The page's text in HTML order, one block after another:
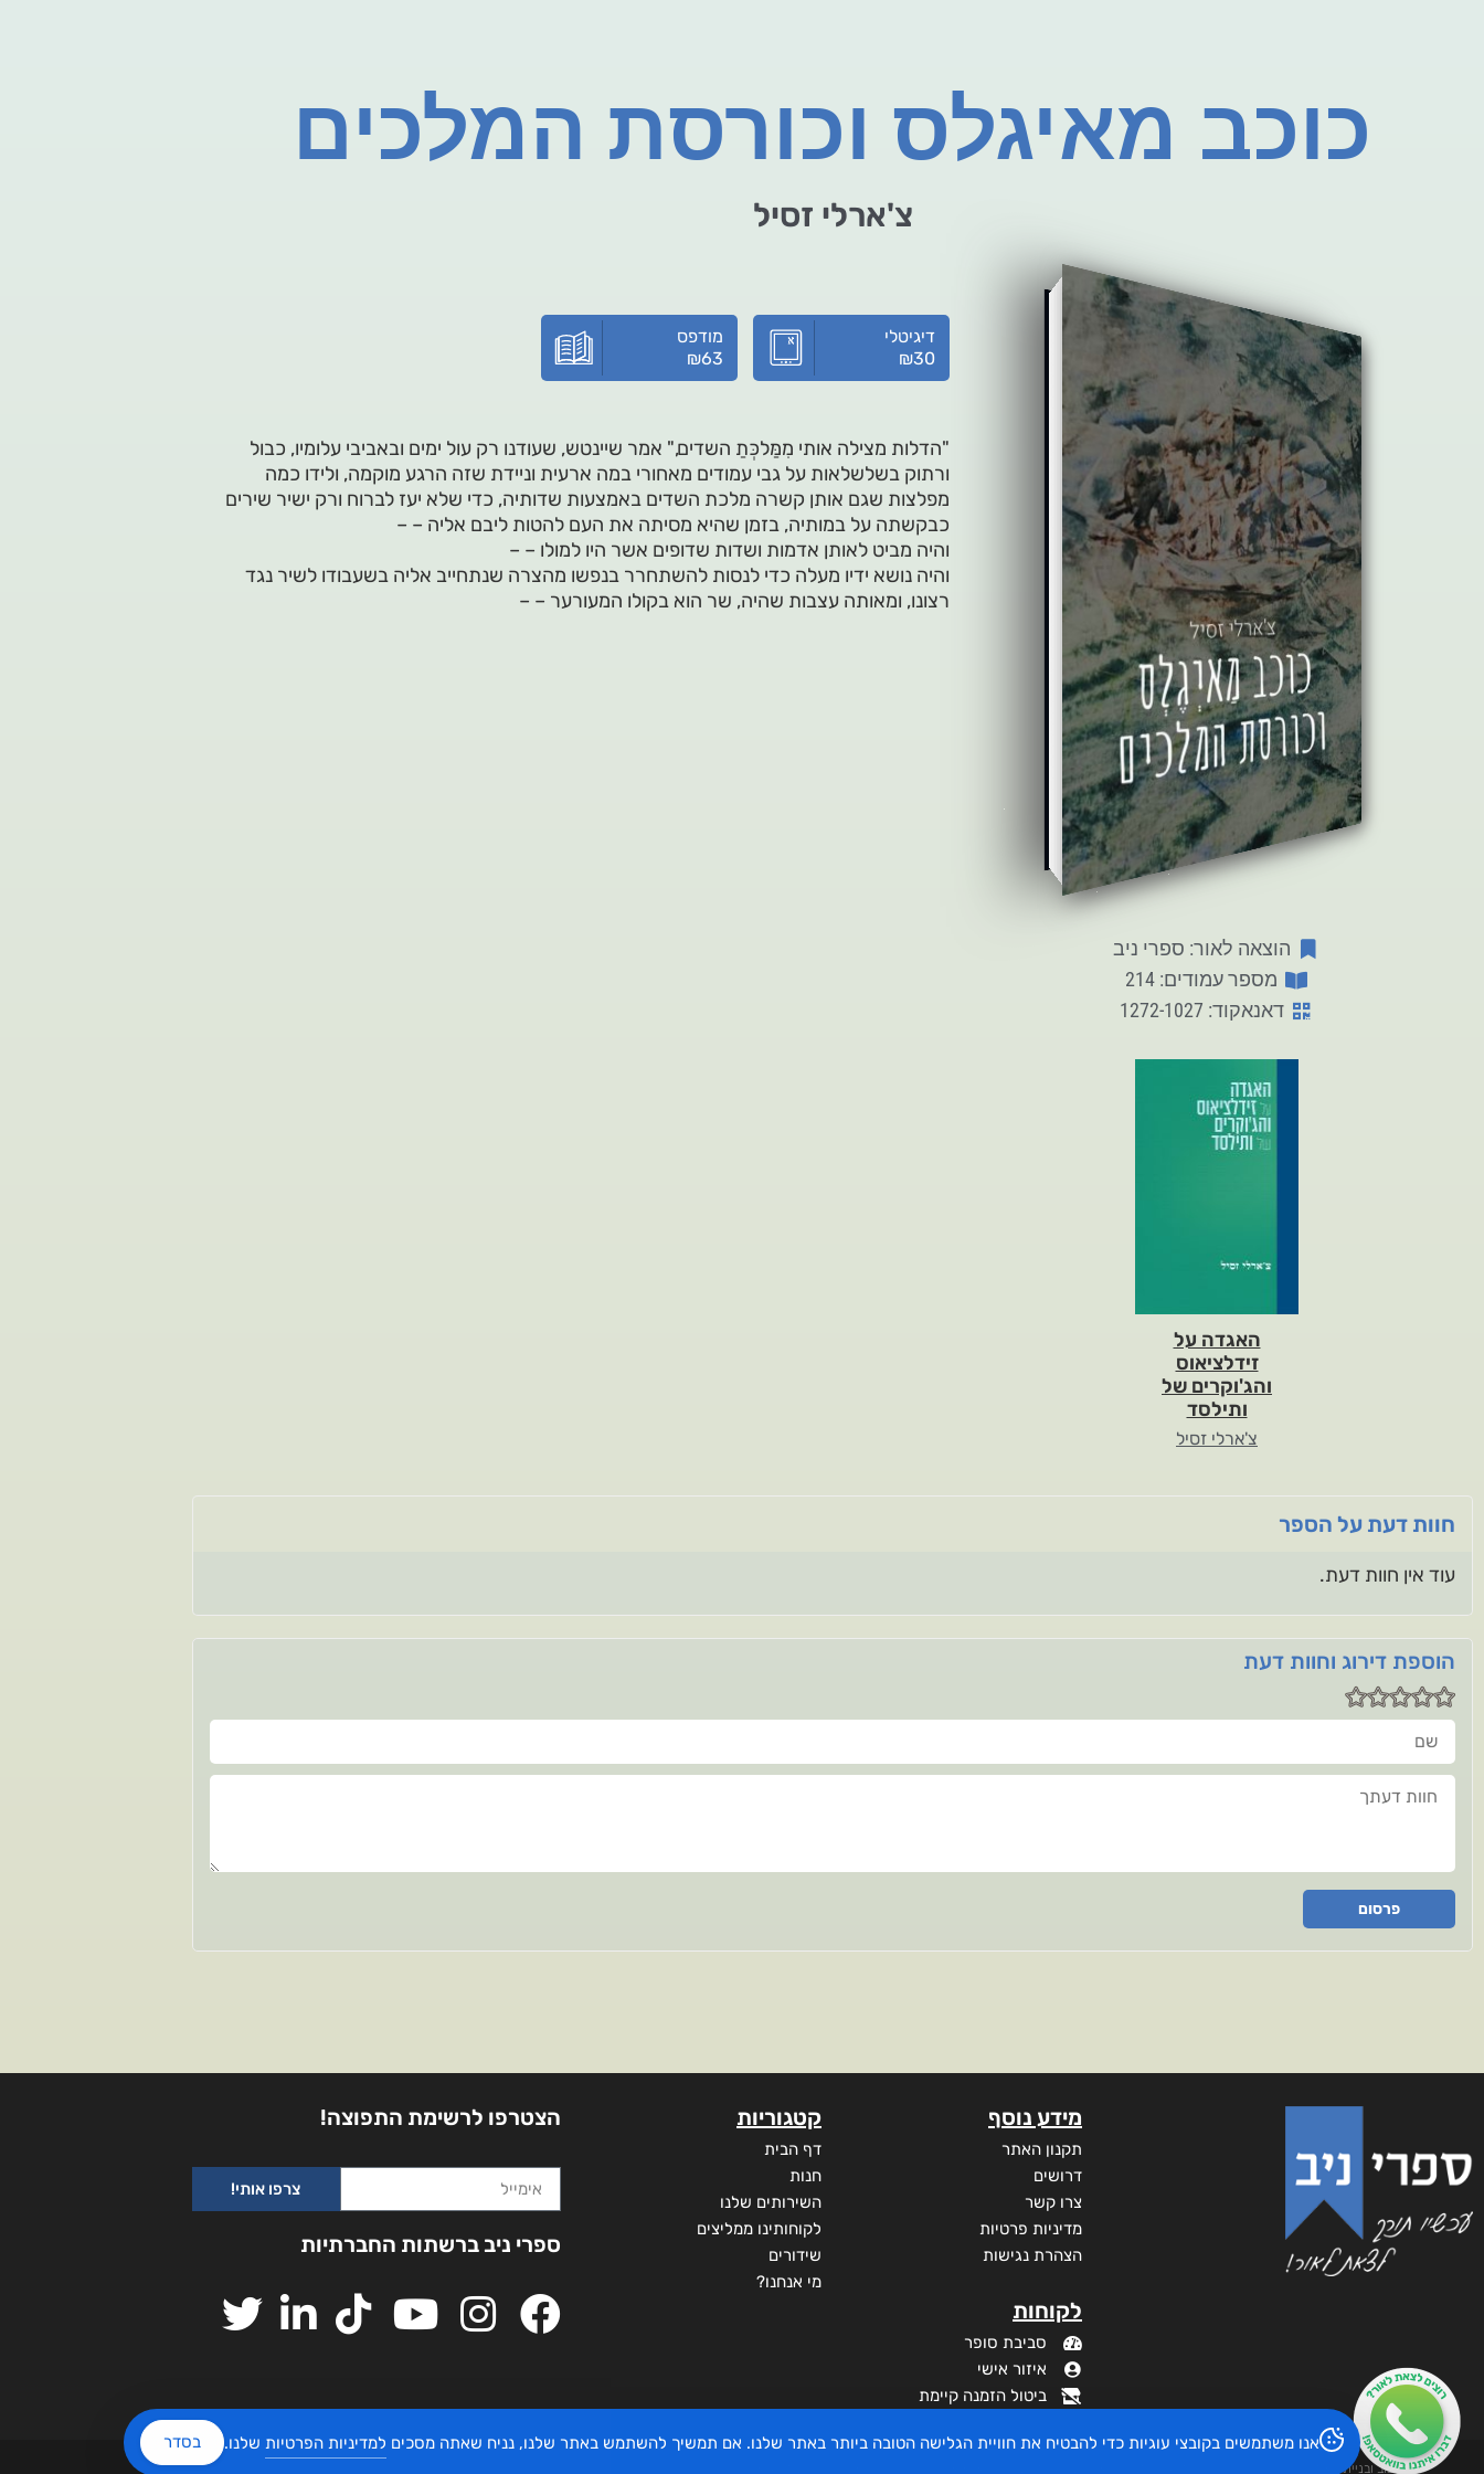
כוכב מאיגלס וכורסת המלכים
צ'ארלי זסיל
הוצאה לאור: ספרי ניב
מספר עמודים: 214
דאנאקוד: 1272-1027
האגדה על
זידלציאוס
והג'וקרים של
ותילסד
צ'ארלי זסיל
דיגיטלי
₪30
מודפס
₪63
"הדלות מצילה אותי מִמַּלכְּתַ השדים," אמר שיינטש, שעודנו רק עול ימים ובאביבי עלומיו, כבול
ורתוק בשלשלאות על גבי עמודים מאחורי במה ארעית וניידת שזה הרגע מוקמה, ולידו כמה
מפלצות שגם אותן קשרה מלכת השדים באמצעות שדותיה, כדי שלא יעז לברוח ורק ישיר שירים
כבקשתה על במותיה, בזמן שהיא מסיתה את העם להטות ליבם אליה – –
והיה מביט לאותן אדמות ושדות שדופים אשר היו למולו – –
והיה נושא ידיו מעלה כדי לנסות להשתחרר בנפשו מהצרה שנתחייב אליה בשעבודו לשיר נגד
רצונו, ומאותה עצבות שהיה, שר הוא בקולו המעורער – –
חוות דעת על הספר
עוד אין חוות דעת.
הוספת דירוג וחוות דעת
שם
חוות דעתך
פרסום
מידע נוסף
תקנון האתר
דרושים
צרו קשר
מדיניות פרטיות
הצהרת נגישות
לקוחות
סביבת סופר
איזור אישי
ביטול הזמנה קיימת
קטגוריות
דף הבית
חנות
השירותים שלנו
לקוחותינו ממליצים
שידורים
מי אנחנו?
הצטרפו לרשימת התפוצה!
צרפו אותי!
ספרי ניב ברשתות החברתיות
עיצוב ובניית האתר: ספרי ניב © כל הזכויות שמורות. בוקסאי טכנולוגיות בע"מ שד אבא אבן 16 הרצליה 4672534, מדינת ישראל
אנו משתמשים בקובצי עוגיות כדי להבטיח את חוויית הגלישה הטובה ביותר באתר שלנו. אם תמשיך להשתמש באתר שלנו, נניח שאתה מסכים למדיניות הפרטיות שלנו. בסדר